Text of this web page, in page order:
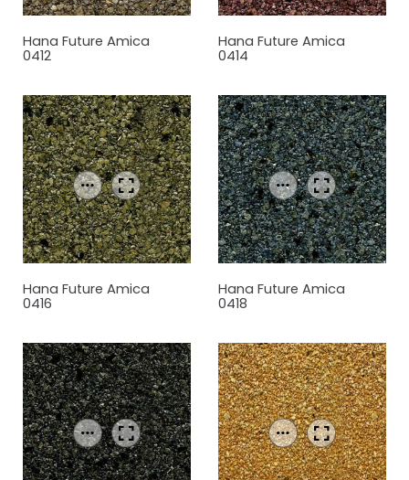
Hana Future Amica
0412
Hana Future Amica
0414
Hana Future Amica
0416
Hana Future Amica
0418